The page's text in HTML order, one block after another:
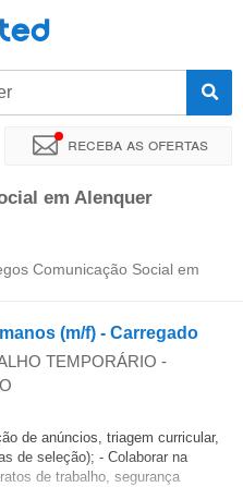
Receba as ofertas
Agência de emprego
em Alenquer
Comunicação Social em
(m/f) - Carregado
TEMPORÁRIO -
de anúncios, triagem curricular,
de seleção); - Colaborar na
de trabalho, segurança